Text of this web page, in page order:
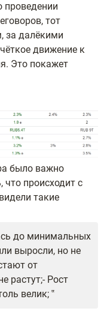
проведении
тот
за далёкими
движение к
Это покажет
было важно
происходит с
такие
до минимальных
выросли, но не
от
растут;- Рост
велик;